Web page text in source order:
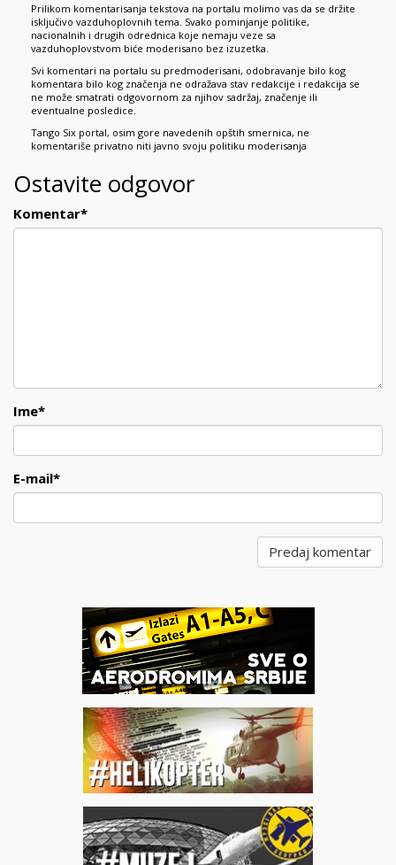
Prilikom komentarisanja tekstova na portalu molimo vas da se držite
isključivo vazduhoplovnih tema. Svako pominjanje politike,
nacionalnih i drugih odrednica koje nemaju veze sa
vazduhoplovstvom biće moderisano bez izuzetka.
Svi komentari na portalu su predmoderisani, odobravanje bilo kog
komentara bilo kog značenja ne odražava stav redakcije i redakcija se
ne može smatrati odgovornom za njihov sadržaj, značenje ili
eventualne posledice.
Tango Six portal, osim gore navedenih opštih smernica, ne
komentariše privatno niti javno svoju politiku moderisanja
Ostavite odgovor
Komentar*
Ime*
E-mail*